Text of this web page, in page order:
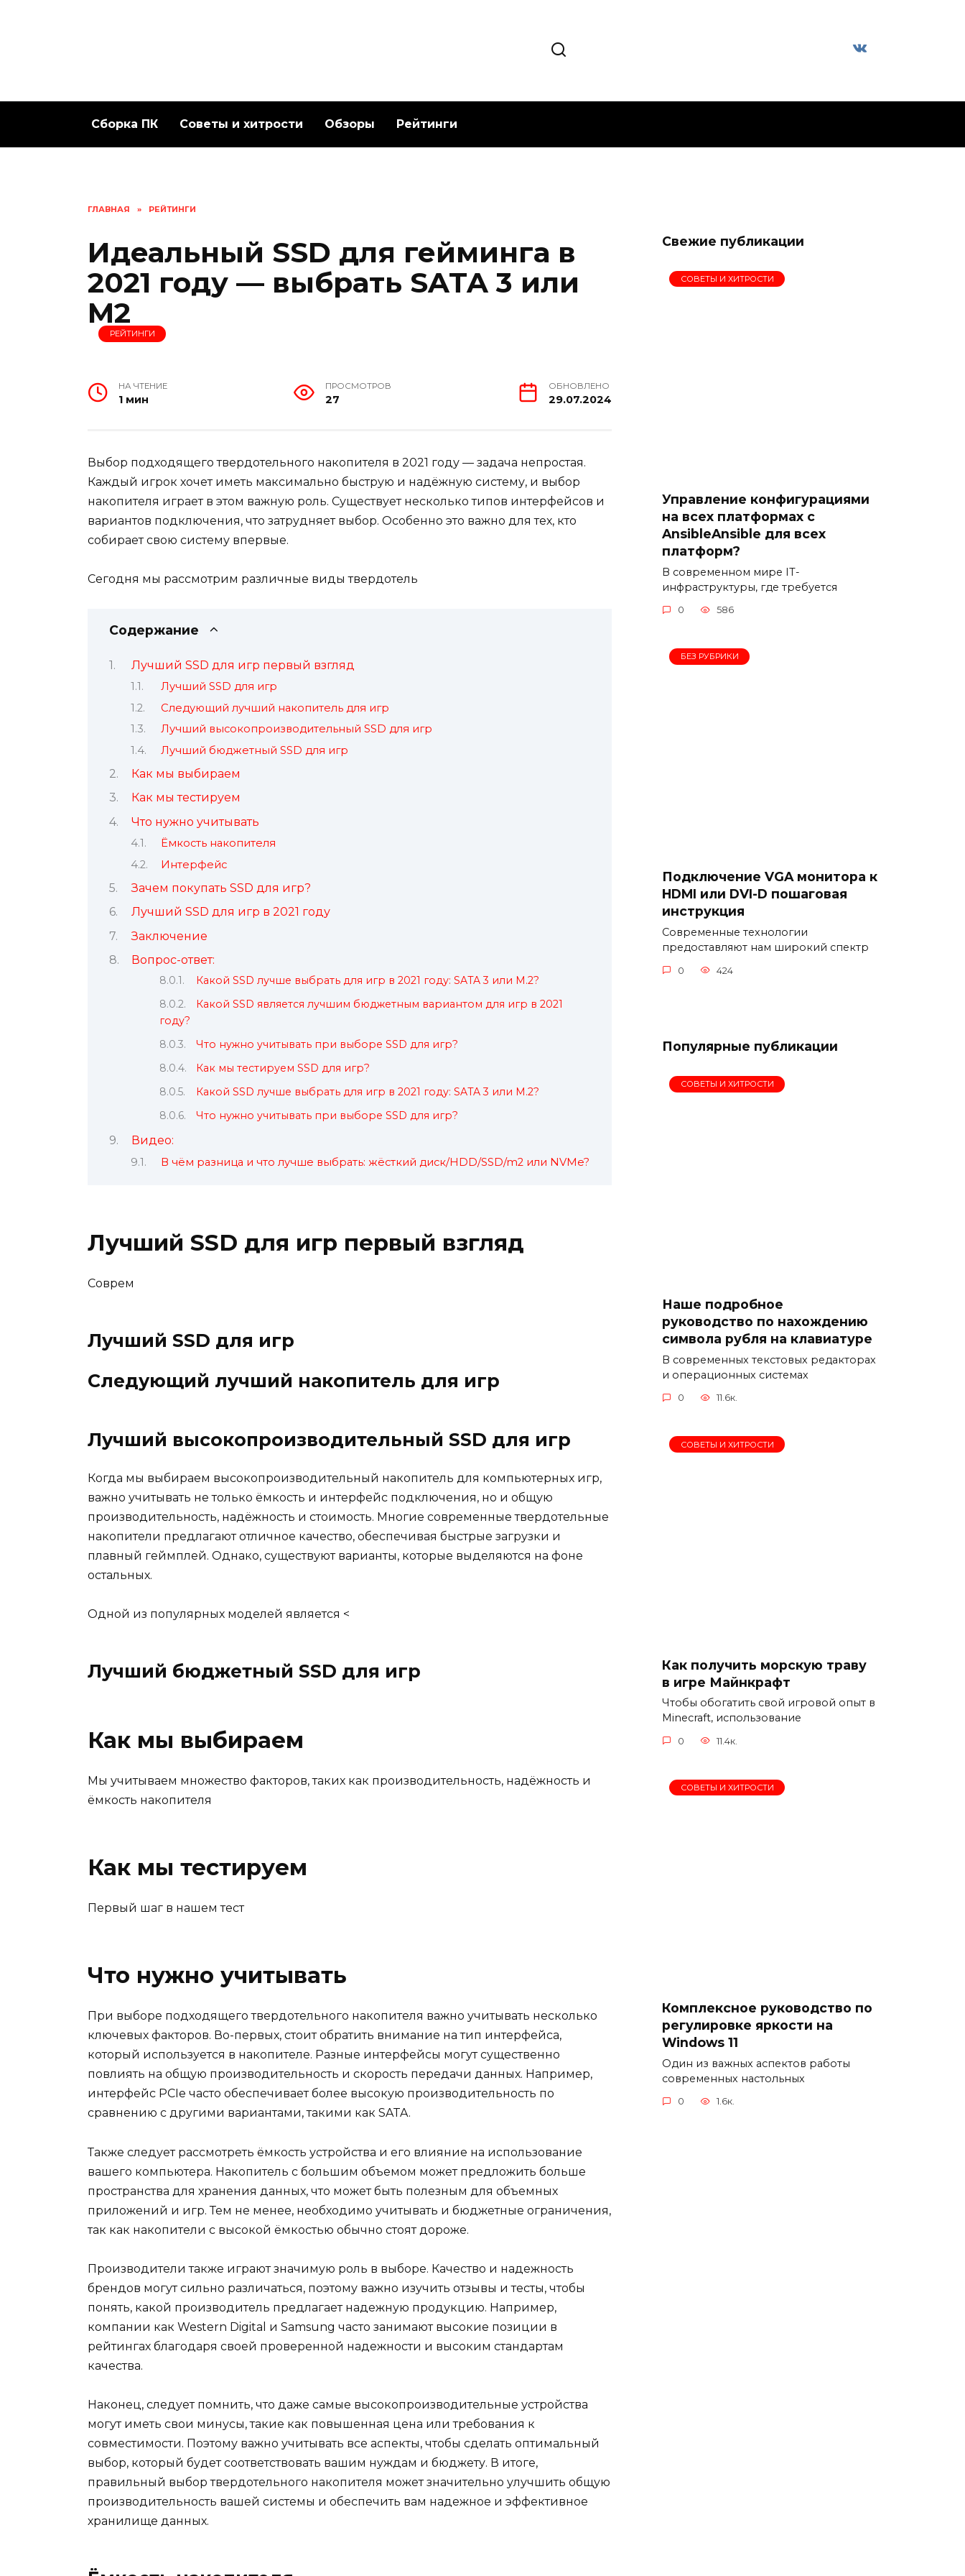
Сборка ПК Советы и хитрости Обзоры Рейтинги
ГЛАВНАЯ » РЕЙТИНГИ
Идеальный SSD для гейминга в
2021 году — выбрать SATA 3 или
M2
РЕЙТИНГИ
НА ЧТЕНИЕ
1 мин
ПРОСМОТРОВ
27
ОБНОВЛЕНО
29.07.2024
Выбор подходящего твердотельного накопителя в 2021 году — задача непростая.
Каждый игрок хочет иметь максимально быструю и надёжную систему, и выбор
накопителя играет в этом важную роль. Существует несколько типов интерфейсов и
вариантов подключения, что затрудняет выбор. Особенно это важно для тех, кто
собирает свою систему впервые.
Сегодня мы рассмотрим различные виды твердотель
Содержание
Лучший SSD для игр первый взгляд
Лучший SSD для игр
Следующий лучший накопитель для игр
Лучший высокопроизводительный SSD для игр
Лучший бюджетный SSD для игр
Как мы выбираем
Как мы тестируем
Что нужно учитывать
Ёмкость накопителя
Интерфейс
Зачем покупать SSD для игр?
Лучший SSD для игр в 2021 году
Заключение
Вопрос-ответ:
Какой SSD лучше выбрать для игр в 2021 году: SATA 3 или M.2?
Какой SSD является лучшим бюджетным вариантом для игр в 2021
году?
Что нужно учитывать при выборе SSD для игр?
Как мы тестируем SSD для игр?
Какой SSD лучше выбрать для игр в 2021 году: SATA 3 или M.2?
Что нужно учитывать при выборе SSD для игр?
Видео:
В чём разница и что лучше выбрать: жёсткий диск/HDD/SSD/m2 или NVMe?
Лучший SSD для игр первый взгляд
Соврем
Лучший SSD для игр
Следующий лучший накопитель для игр
Лучший высокопроизводительный SSD для игр
Когда мы выбираем высокопроизводительный накопитель для компьютерных игр,
важно учитывать не только ёмкость и интерфейс подключения, но и общую
производительность, надёжность и стоимость. Многие современные твердотельные
накопители предлагают отличное качество, обеспечивая быстрые загрузки и
плавный геймплей. Однако, существуют варианты, которые выделяются на фоне
остальных.
Одной из популярных моделей является <
Лучший бюджетный SSD для игр
Как мы выбираем
Мы учитываем множество факторов, таких как производительность, надёжность и
ёмкость накопителя
Как мы тестируем
Первый шаг в нашем тест
Что нужно учитывать
При выборе подходящего твердотельного накопителя важно учитывать несколько
ключевых факторов. Во-первых, стоит обратить внимание на тип интерфейса,
который используется в накопителе. Разные интерфейсы могут существенно
повлиять на общую производительность и скорость передачи данных. Например,
интерфейс PCIe часто обеспечивает более высокую производительность по
сравнению с другими вариантами, такими как SATA.
Также следует рассмотреть ёмкость устройства и его влияние на использование
вашего компьютера. Накопитель с большим объемом может предложить больше
пространства для хранения данных, что может быть полезным для объемных
приложений и игр. Тем не менее, необходимо учитывать и бюджетные ограничения,
так как накопители с высокой ёмкостью обычно стоят дороже.
Производители также играют значимую роль в выборе. Качество и надежность
брендов могут сильно различаться, поэтому важно изучить отзывы и тесты, чтобы
понять, какой производитель предлагает надежную продукцию. Например,
компании как Western Digital и Samsung часто занимают высокие позиции в
рейтингах благодаря своей проверенной надежности и высоким стандартам
качества.
Наконец, следует помнить, что даже самые высокопроизводительные устройства
могут иметь свои минусы, такие как повышенная цена или требования к
совместимости. Поэтому важно учитывать все аспекты, чтобы сделать оптимальный
выбор, который будет соответствовать вашим нуждам и бюджету. В итоге,
правильный выбор твердотельного накопителя может значительно улучшить общую
производительность вашей системы и обеспечить вам надежное и эффективное
хранилище данных.
Свежие публикации
СОВЕТЫ И ХИТРОСТИ
Управление конфигурациями
на всех платформах с
AnsibleAnsible для всех
платформ?
В современном мире IT-
инфраструктуры, где требуется
0 586
БЕЗ РУБРИКИ
Подключение VGA монитора к
HDMI или DVI-D пошаговая
инструкция
Современные технологии
предоставляют нам широкий спектр
0 424
Популярные публикации
СОВЕТЫ И ХИТРОСТИ
Наше подробное
руководство по нахождению
символа рубля на клавиатуре
В современных текстовых редакторах
и операционных системах
0 11.6к.
СОВЕТЫ И ХИТРОСТИ
Как получить морскую траву
в игре Майнкрафт
Чтобы обогатить свой игровой опыт в
Minecraft, использование
0 11.4к.
СОВЕТЫ И ХИТРОСТИ
Комплексное руководство по
регулировке яркости на
Windows 11
Один из важных аспектов работы
современных настольных
0 1.6к.